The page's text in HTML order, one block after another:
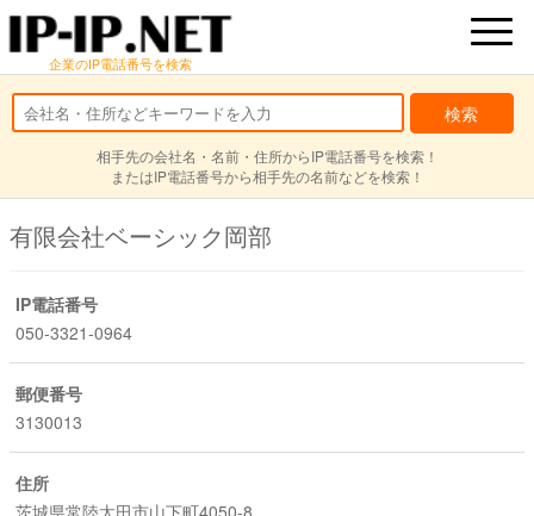
企業のIP電話番号を検索
相手先の会社名・名前・住所からIP電話番号を検索！
またはIP電話番号から相手先の名前などを検索！
有限会社ベーシック岡部
IP電話番号
050-3321-0964
郵便番号
3130013
住所